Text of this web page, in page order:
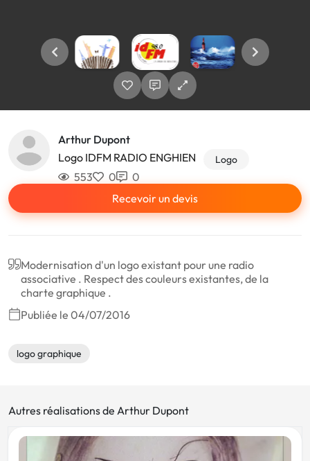
Arthur Dupont
Logo IDFM RADIO ENGHIEN
Logo
553 0
0
Recevoir un devis
Modernisation d'un logo existant pour une radio
associative . Respect des couleurs existantes, de la
charte graphique .
Publiée le 04/07/2016
logo graphique
Autres réalisations de Arthur Dupont